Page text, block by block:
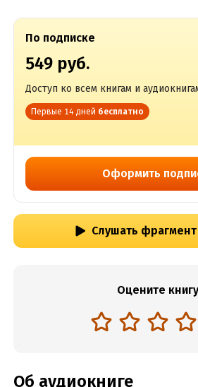
По подписке
549 руб.
Доступ ко всем книгам и
Первые 14 дней бесплатно
Оформить
Слушать фрагмент
Оцените книгу
Об аудиокниге